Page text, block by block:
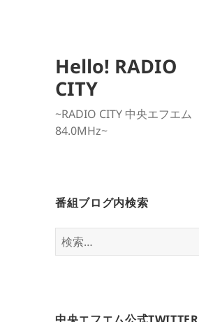
Hello! RADIO
CITY
~RADIO CITY 中央エフエム
84.0MHz~
番組ブログ内検索
検
索: